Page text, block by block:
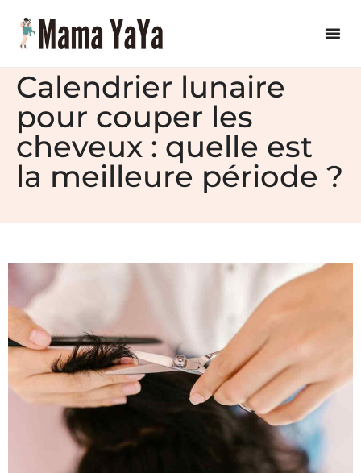
Calendrier lunaire
pour couper les
cheveux : quelle est
la meilleure période ?